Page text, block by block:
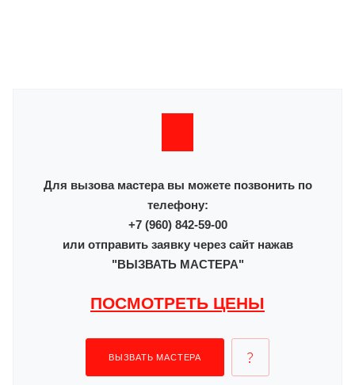
Для вызова мастера вы можете позвонить по
телефону:
+7 (960) 842-59-00
или отправить заявку через сайт нажав
"ВЫЗВАТЬ МАСТЕРА"
ПОСМОТРЕТЬ ЦЕНЫ
ВЫЗВАТЬ МАСТЕРА